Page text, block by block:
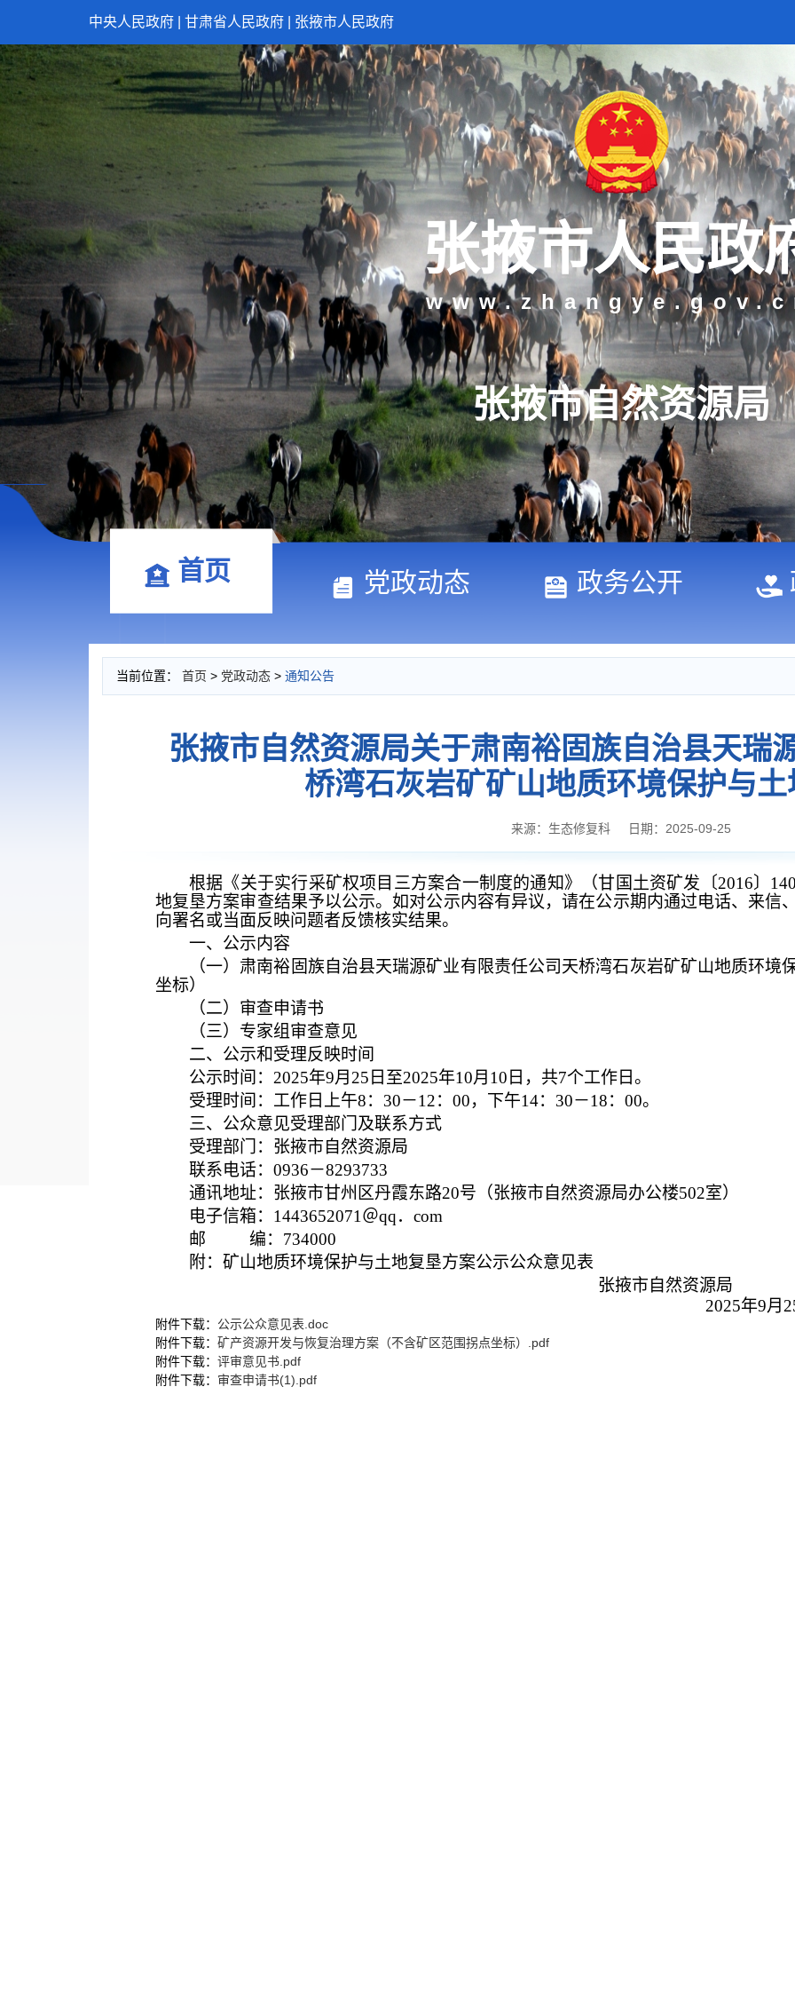
中央人民政府 甘肃省人民政府 张掖市人民政府
张掖市人民政
张掖市自然资源局
首页 党政动态 政务公开
当前位置： 首页 > 党政动态 > 通知公告
张掖市自然资源局关于肃南裕固族自治县天瑞
桥湾石灰岩矿矿山地质环境保护与
来源：生态修复科 日期：2025-09-25
根据《关于实行采矿权项目三方案合一制度的通知》（甘国土资矿发〔2016〕
地复垦方案审查结果予以公示。如对公示内容有异议，请在公示期内通过电话、来信
向署名或当面反映问题者反馈核实结果。
一、公示内容
（一） 肃南裕固族自治县天瑞源矿业有限责任公司天桥湾石灰岩矿矿山地质环境
坐标）
（二） 审查申请书
（三） 专家组审查意见
二、公示和受理反映时间
公示时间： 2025年9月25日至2025年10月10日，共7个工作日。
受理时间：工作日上午8：30－12：00，下午14：30－18：00。
三、公众意见受理部门及联系方式
受理部门：张掖市自然资源局
联系电话： 0936－8293733
通讯地址：张掖市甘州区丹霞东路20号（张掖市自然资源局办公楼502室）
电子信箱： 1443652071＠qq．com
邮 编：734000
附： 矿山地质环境保护与土地复垦方案公示公众意见表
张掖市自然资源局
2025年9月25
附件下载： 公示公众意见表.doc
附件下载： 矿产资源开发与恢复治理方案（不含矿区范围拐点坐标）.pdf
附件下载： 评审意见书.pdf
附件下载： 审查申请书(1).pdf